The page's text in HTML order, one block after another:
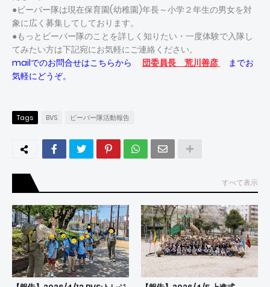
●ビーバー隊は現在保育園(幼稚園)年長～小学２年生の男女を対
象に広く募集してしております。
●もっとビーバー隊のことを詳しく知りたい・一度体験で入隊し
てみたい方は下記宛にお気軽にご連絡ください。
mailでのお問合せはこちらから 団委員長 荒川善彦
までお
気軽にどうぞ。
Tags BVS ビーバー隊活動報告
すべて表示